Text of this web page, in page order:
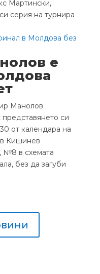
Мартински,
серия на турнира
е
Манолов
си
от календара на
в Кишинев
№8 в схемата
без да загуби